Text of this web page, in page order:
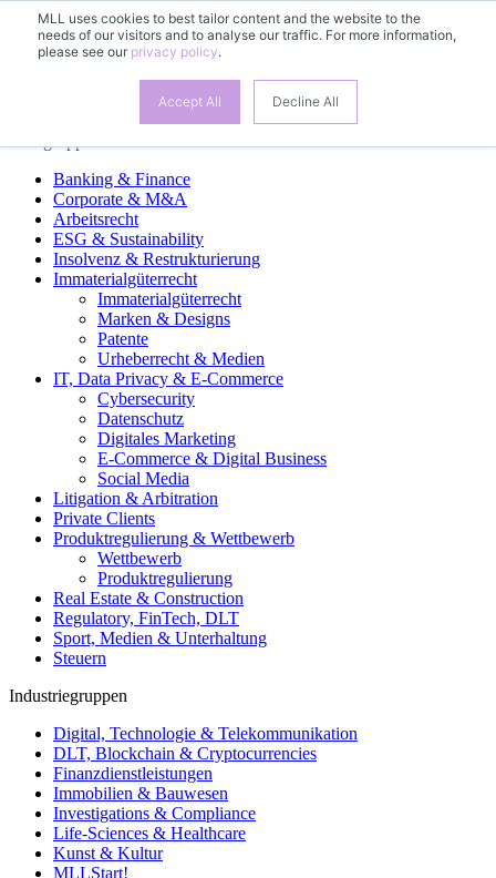
MLL uses cookies to best tailor content and the website to the
needs of our visitors and to analyse our traffic. For more information,
please see our privacy policy.
Accept All Decline All
FR
Banking & Finance
Corporate & M&A
Arbeitsrecht
ESG & Sustainability
Insolvenz & Restrukturierung
Immaterialgüterrecht
Immaterialgüterrecht
Marken & Designs
Patente
Urheberrecht & Medien
IT, Data Privacy & E-Commerce
Cybersecurity
Datenschutz
Digitales Marketing
E-Commerce & Digital Business
Social Media
Litigation & Arbitration
Private Clients
Produktregulierung & Wettbewerb
Wettbewerb
Produktregulierung
Real Estate & Construction
Regulatory, FinTech, DLT
Sport, Medien & Unterhaltung
Steuern
Industriegruppen
Digital, Technologie & Telekommunikation
DLT, Blockchain & Cryptocurrencies
Finanzdienstleistungen
Immobilien & Bauwesen
Investigations & Compliance
Life-Sciences & Healthcare
Kunst & Kultur
MLLStart!